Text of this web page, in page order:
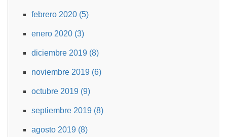
febrero 2020 (5)
enero 2020 (3)
diciembre 2019 (8)
noviembre 2019 (6)
octubre 2019 (9)
septiembre 2019 (8)
agosto 2019 (8)